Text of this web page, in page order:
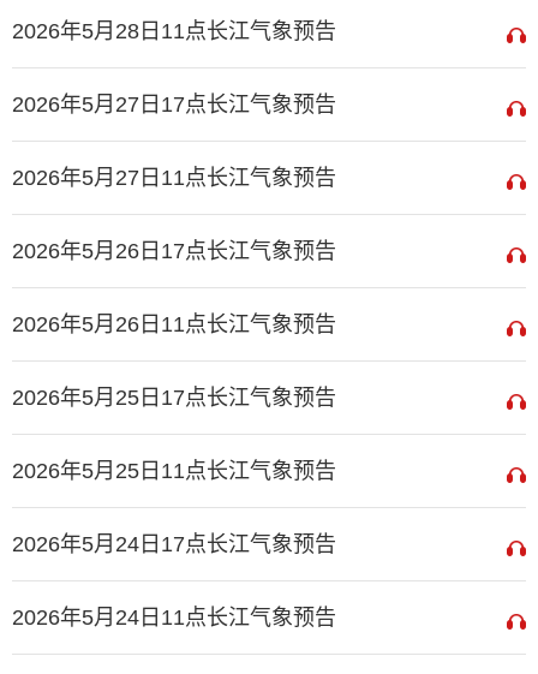
2026年5月28日11点长江气象预告
2026年5月27日17点长江气象预告
2026年5月27日11点长江气象预告
2026年5月26日17点长江气象预告
2026年5月26日11点长江气象预告
2026年5月25日17点长江气象预告
2026年5月25日11点长江气象预告
2026年5月24日17点长江气象预告
2026年5月24日11点长江气象预告